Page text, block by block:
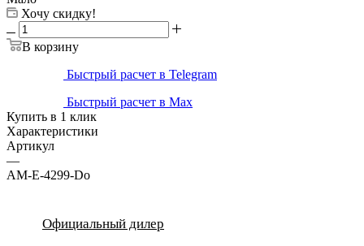
Хочу скидку!
В корзину
Быстрый расчет в Telegram
Быстрый расчет в Max
Купить в 1 клик
Характеристики
Артикул
—
AM-E-4299-Do
Официальный дилер